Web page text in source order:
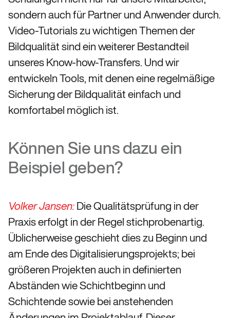
sondern auch für Partner und Anwender durch.
Video-Tutorials zu wichtigen Themen der
Bildqualität sind ein weiterer Bestandteil
unseres Know-how-Transfers. Und wir
entwickeln Tools, mit denen eine regelmäßige
Sicherung der Bildqualität einfach und
komfortabel möglich ist.
Können Sie uns dazu ein
Beispiel geben?
Volker Jansen: Die Qualitätsprüfung in der
Praxis erfolgt in der Regel stichprobenartig.
Üblicherweise geschieht dies zu Beginn und
am Ende des Digitalisierungsprojekts; bei
größeren Projekten auch in definierten
Abständen wie Schichtbeginn und
Schichtende sowie bei anstehenden